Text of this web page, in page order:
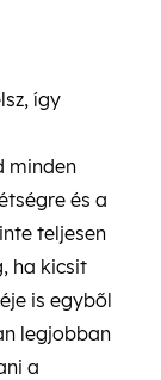
így
minden
és a
teljesen
ha kicsit
is egyből
legjobban
a